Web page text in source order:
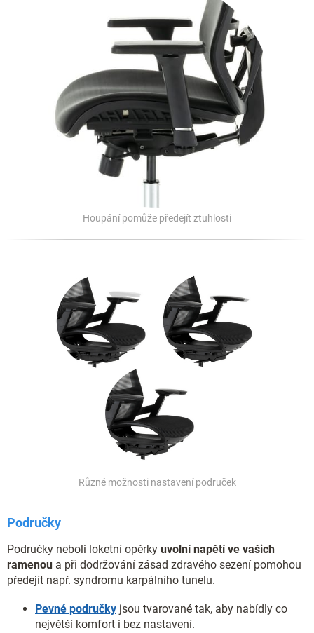
Houpání pomůže předejít ztuhlosti
Různé možnosti nastavení područek
Područky
Područky neboli loketní opěrky uvolní napětí ve vašich
ramenou a při dodržování zásad zdravého sezení pomohou
předejít např. syndromu karpálního tunelu.
Pevné područky jsou tvarované tak, aby nabídly co
největší komfort i bez nastavení.